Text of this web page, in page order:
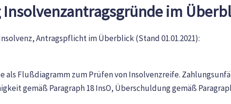
im
Antragspflicht im Überblick (Stand 01.01.2021):